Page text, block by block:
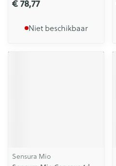
€ 78,77
Niet beschikbaar
Sensura Mio